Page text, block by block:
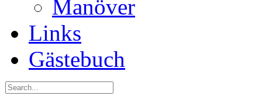
Manöver
Links
Gästebuch